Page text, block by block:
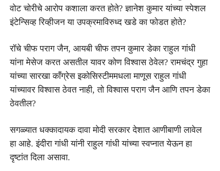
वोट चोरीचे आरोप कशाला करत होते? ज्ञानेश कुमार यांच्या स्पेशल
इंटेन्सिव्ह रिव्हीजन या उपक्रमाविरुध्द खडे का फोडत होते?
रॉचे चीफ पराग जैन, आयबी चीफ तपन कुमार डेका राहुल गांधी
यांना मेसेज करत असतील यावर कोण विश्वास ठेवेल? रामचंद्र गुहा
यांच्या सारखा काँग्रेस इकोसिस्टीममधला माणूस राहुल गांधी
यांच्यावर विश्वास ठेवत नाही, तो विश्वास पराग जैन आणि तपन डेका
ठेवतील?
सगळ्यात धक्कादायक दावा मोदी सरकार देशात आणीबाणी लावेल
हा आहे. इंदीरा गांधी यांनी राहुल गांधी यांच्या स्वप्नात येऊन हा
दृष्टांत दिला असावा.